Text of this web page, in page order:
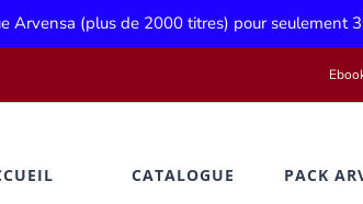
Arvensa (plus de 2000 titres) pour seulement
CATALOGUE PACK